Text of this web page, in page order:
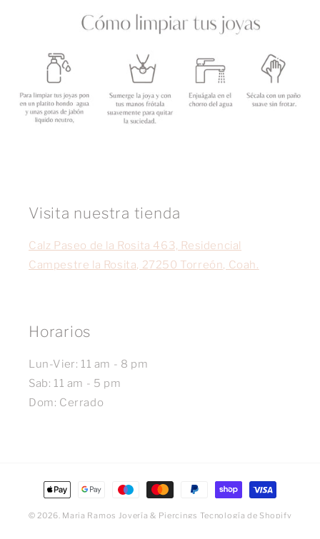
Visita nuestra tienda
Calz Paseo de la Rosita 463, Residencial
Campestre la Rosita, 27250 Torreón, Coah.
Horarios
Lun-Vier: 11 am - 8 pm
Sab: 11 am - 5 pm
Dom: Cerrado
Formas
de
pago
© 2026, Maria Ramos Joyería & Piercings Tecnología de Shopify